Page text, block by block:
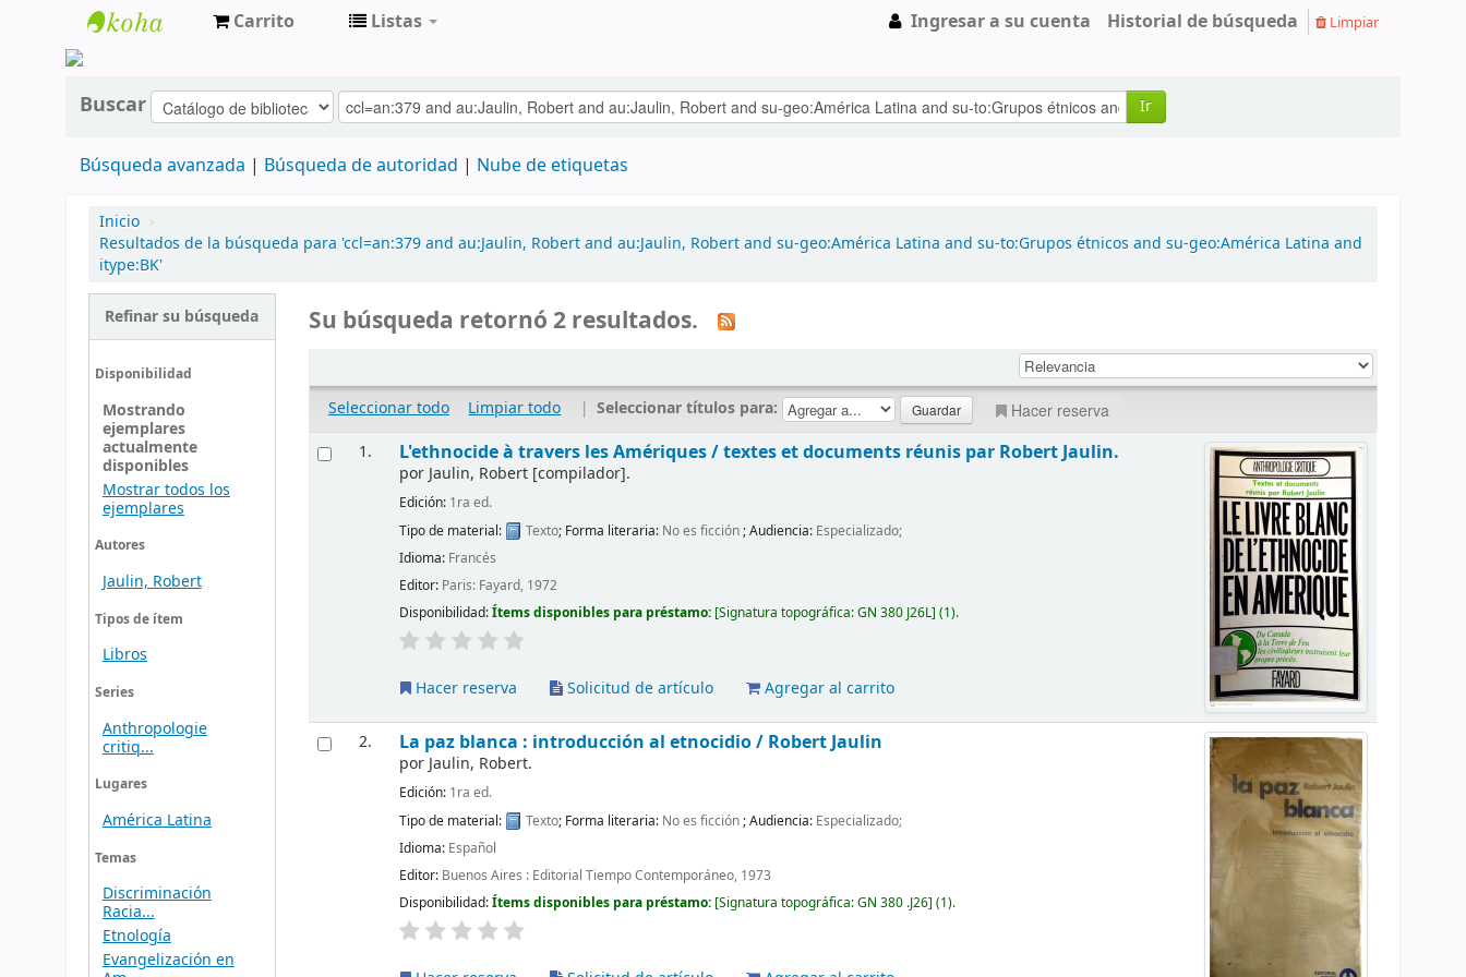
Carrito Listas Ingresar a su cuenta Historial de búsqueda Limpiar
Buscar Ir
Búsqueda avanzada Búsqueda de autoridad Nube de etiquetas
Inicio ›
Resultados de la búsqueda para 'ccl=an:379 and au:Jaulin, Robert and au:Jaulin, Robert and su-geo:América Latina and su-to:Grupos étnicos and su-geo:América Latina and
itype:BK'
Refinar su búsqueda
Disponibilidad
Mostrando
ejemplares
actualmente
disponibles
Mostrar todos los
ejemplares
Autores
Jaulin, Robert
Tipos de ítem
Libros
Series
Anthropologie
critiq...
Lugares
América Latina
Temas
Discriminación
Racia...
Etnología
Evangelización en
Su búsqueda retornó 2 resultados.
Seleccionar todo Limpiar todo | Seleccionar títulos para: Hacer reserva
1. L'ethnocide à travers les Amériques /textes et documents réunis par Robert Jaulin.
por Jaulin, Robert [compilador].
Edición: 1ra ed.
Tipo de material:
Texto; Forma literaria: No es ficción ; Audiencia: Especializado;
Idioma: Francés
Editor: Paris: Fayard, 1972
Disponibilidad:Ítems disponibles para préstamo: Signatura topográfica:GN 380 J26L (1).
Hacer reserva Solicitud de artículo Agregar al carrito
2. La paz blanca : introducción al etnocidio / Robert Jaulin
por Jaulin, Robert.
Edición: 1ra ed.
Tipo de material:
Texto; Forma literaria: No es ficción; Audiencia: Especializado;
Idioma: Español
Editor: Buenos Aires : Editorial Tiempo Contemporáneo, 1973
Disponibilidad:Ítems disponibles para préstamo: Signatura topográfica:GN 380 .J26 (1).